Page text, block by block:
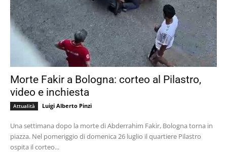
Morte Fakir a Bologna: corteo al Pilastro,
video e inchiesta
Attualità Luigi Alberto Pinzi
Una settimana dopo la morte di Abderrahim Fakir, Bologna torna in
piazza. Nel pomeriggio di domenica 26 luglio il quartiere Pilastro
ospita il corteo...